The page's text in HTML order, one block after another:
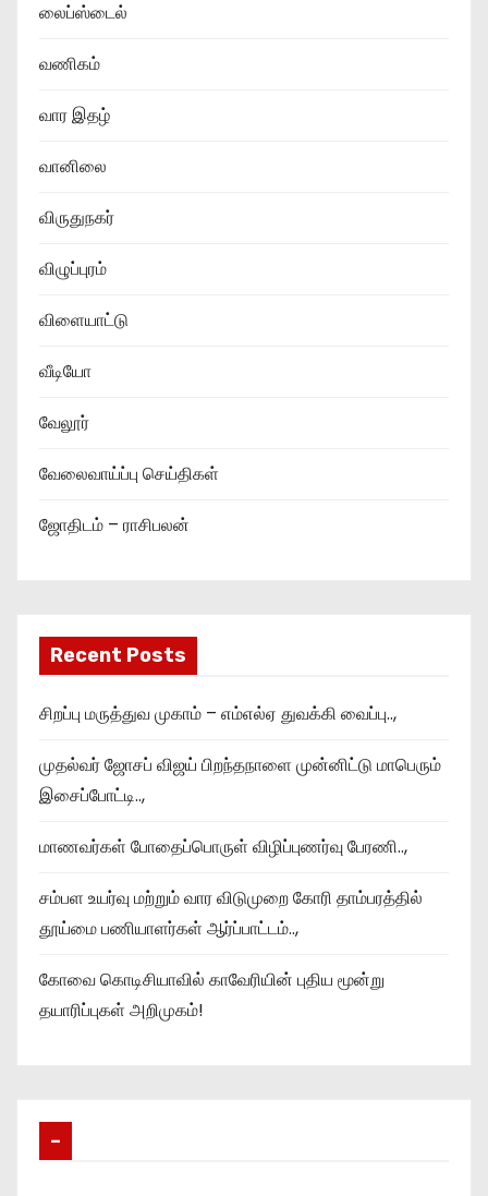
லைப்ஸ்டைல்
வணிகம்
வார இதழ்
வானிலை
விருதுநகர்
விழுப்புரம்
விளையாட்டு
வீடியோ
வேலூர்
வேலைவாய்ப்பு செய்திகள்
ஜோதிடம் – ராசிபலன்
Recent Posts
சிறப்பு மருத்துவ முகாம் – எம்எல்ஏ துவக்கி வைப்பு..,
முதல்வர் ஜோசப் விஜய் பிறந்தநாளை முன்னிட்டு மாபெரும்
இசைப்போட்டி..,
மாணவர்கள் போதைப்பொருள் விழிப்புணர்வு பேரணி..,
சம்பள உயர்வு மற்றும் வார விடுமுறை கோரி தாம்பரத்தில்
தூய்மை பணியாளர்கள் ஆர்ப்பாட்டம்..,
கோவை கொடிசியாவில் காவேரியின் புதிய மூன்று
தயாரிப்புகள் அறிமுகம்!
–